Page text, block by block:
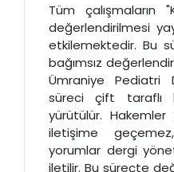
Tüm çalışmaların
değerlendirilmesi
etkilemektedir. Bu
bağımsız
Ümraniye Pediatri
süreci çift taraflı
yürütülür.
iletişime
yorumlar dergi
iletilir. Bu süreçte